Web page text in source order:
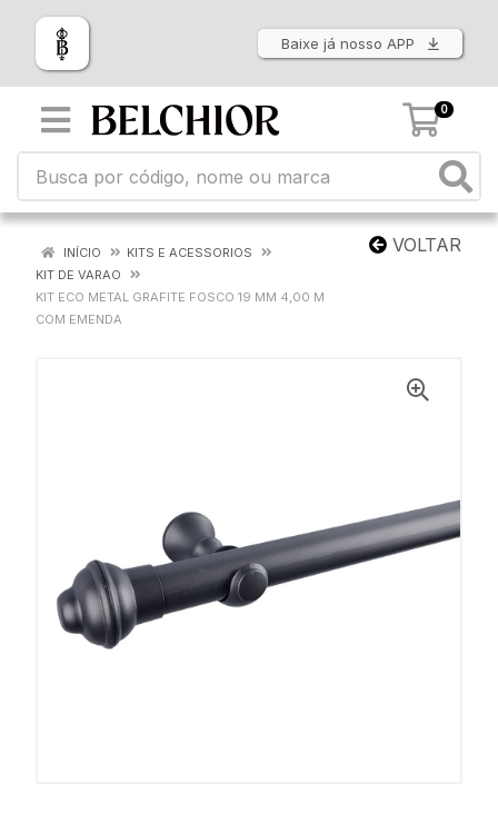
Baixe já nosso APP
0
VOLTAR
INÍCIO
KITS E ACESSORIOS
KIT DE VARAO
KIT ECO METAL GRAFITE FOSCO 19 MM 4,00 M
COM EMENDA